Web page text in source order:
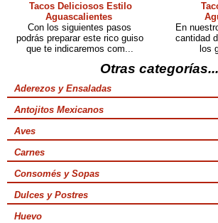
Tacos Deliciosos Estilo
Aguascalientes
Con los siguientes pasos
podrás preparar este rico guiso
que te indicaremos com...
En
cantidad
los
Otras categorías...
Aderezos y Ensaladas
Antojitos Mexicanos
Aves
Carnes
Consomés y Sopas
Dulces y Postres
Huevo